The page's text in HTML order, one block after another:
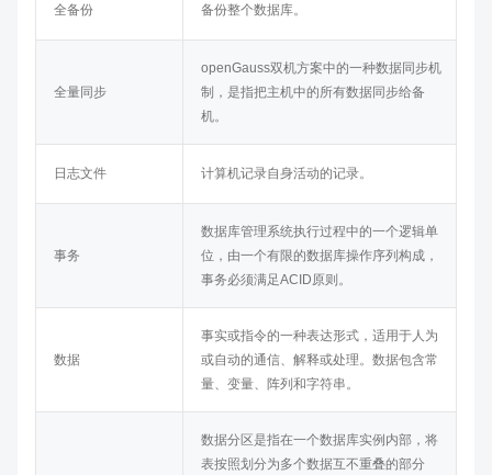
全备份 备份整个数据库。
全量同步
openGauss双机方案中的一种数据同步机
制，是指把主机中的所有数据同步给备
机。
日志文件 计算机记录自身活动的记录。
事务
数据库管理系统执行过程中的一个逻辑单
位，由一个有限的数据库操作序列构成，
事务必须满足ACID原则。
数据
事实或指令的一种表达形式，适用于人为
或自动的通信、解释或处理。数据包含常
量、变量、阵列和字符串。
数据分区是指在一个数据库实例内部，将
表按照划分为多个数据互不重叠的部分